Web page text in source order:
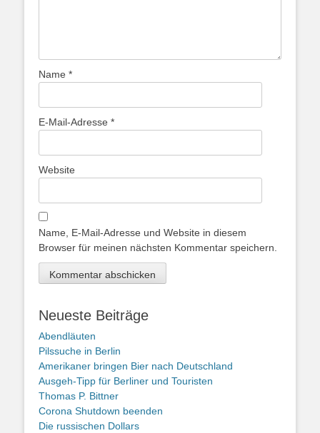
Name *
E-Mail-Adresse *
Website
Name, E-Mail-Adresse und Website in diesem
Browser für meinen nächsten Kommentar speichern.
Neueste Beiträge
Abendläuten
Pilssuche in Berlin
Amerikaner bringen Bier nach Deutschland
Ausgeh-Tipp für Berliner und Touristen
Thomas P. Bittner
Corona Shutdown beenden
Die russischen Dollars